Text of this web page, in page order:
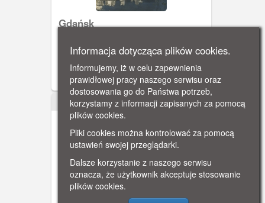
Gdańsk
Najświętszej Maryi Panny, ujęcie od
strony zachodniej, lata powojenne.
1951
Informacja dotycząca plików cookies.
Informujemy, iż w celu zapewnienia
prawidłowej pracy naszego serwisu oraz
dostosowania go do Państwa potrzeb,
korzystamy z informacji zapisanych za pomocą
plików cookies.
Pliki cookies można kontrolować za pomocą
ustawień swojej przeglądarki.
Dalsze korzystanie z naszego serwisu
oznacza, że użytkownik akceptuje stosowanie
plików cookies.